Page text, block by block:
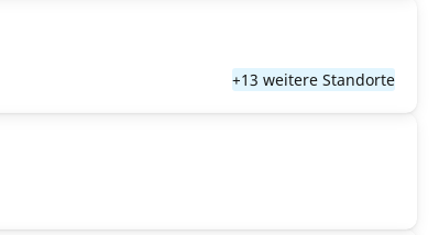
+13 weitere Standorte